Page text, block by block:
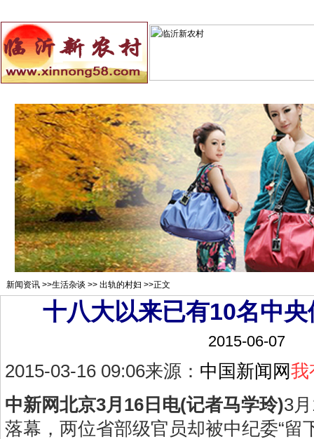
新闻资讯 >>生活杂谈 >> 出轨的村妇 >>正文
十八大以来已有10名中
2015-06-07
2015-03-16 09:06来源： 中国新闻网我
中新网北京3月16日电(记者马学玲)3
落幕，两位省部级官员却被中纪委“留